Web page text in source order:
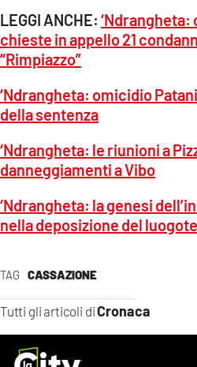
TAG CASSAZIONE
Tutti gli articoli diCronaca
LEGGI ANCHE: ‘Ndrangheta:
chieste in appello 21
“Rimpiazzo”
‘Ndrangheta: omicidio
della sentenza
‘Ndrangheta: le riunioni a
danneggiamenti a Vibo
‘Ndrangheta: la genesi
nella deposizione del